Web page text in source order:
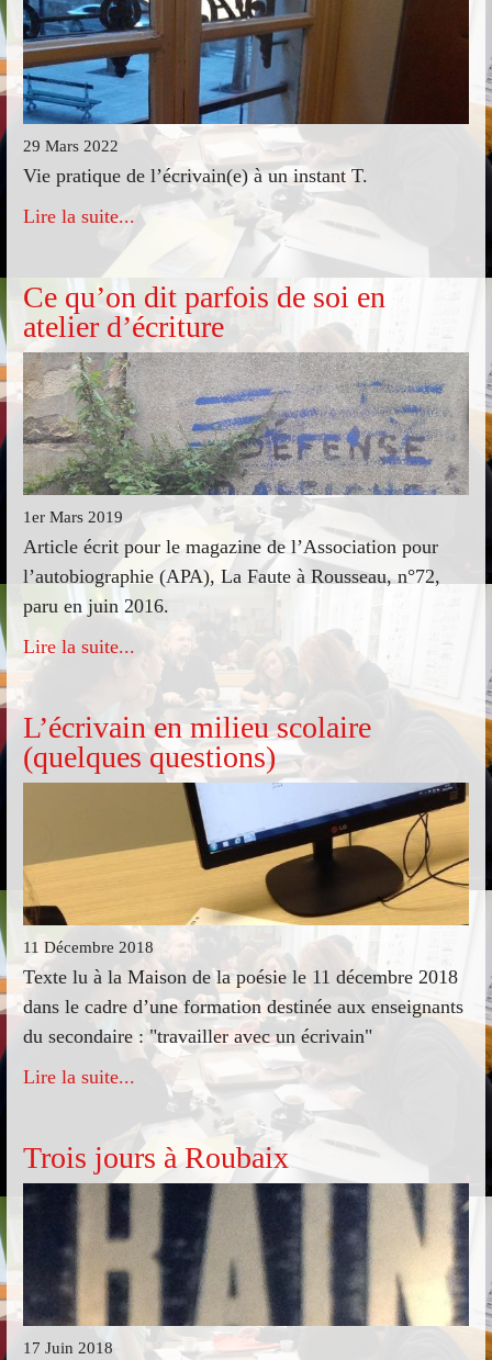
29 Mars 2022
Vie pratique de l’écrivain(e) à un instant T.
Lire la suite...
Ce qu’on dit parfois de soi en
atelier d’écriture
1er Mars 2019
Article écrit pour le magazine de l’Association pour
l’autobiographie (APA), La Faute à Rousseau, n°72,
paru en juin 2016.
Lire la suite...
L’écrivain en milieu scolaire
(quelques questions)
11 Décembre 2018
Texte lu à la Maison de la poésie le 11 décembre 2018
dans le cadre d’une formation destinée aux enseignants
du secondaire : "travailler avec un écrivain"
Lire la suite...
Trois jours à Roubaix
17 Juin 2018